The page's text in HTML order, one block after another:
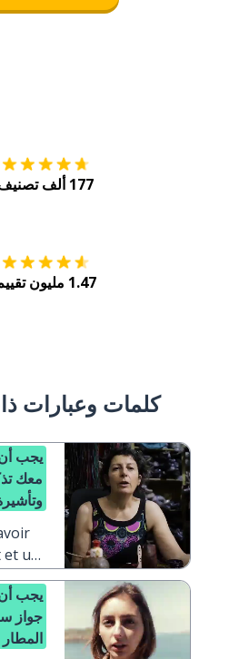
177 ألف تصنيف
1.47 مليون تقييم
كلمات وعبارات
يجب
معك
et un
يجب
جواز
المطار